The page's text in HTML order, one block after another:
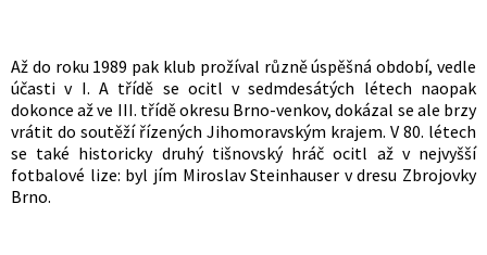
Až do roku 1989 pak klub prožíval různě úspěšná období, vedle
účasti v I. A třídě se ocitl v sedmdesátých létech naopak
dokonce až ve III. třídě okresu Brno-venkov, dokázal se ale brzy
vrátit do soutěží řízených Jihomoravským krajem. V 80. létech
se také historicky druhý tišnovský hráč ocitl až v nejvyšší
fotbalové lize: byl jím Miroslav Steinhauser v dresu Zbrojovky
Brno.